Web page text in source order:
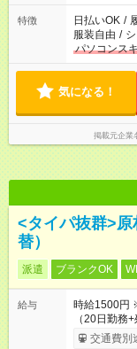
特徴 日払いOK /
服装自由 /
パソコンス
気になる！
掲載元企業
<タイパ抜群>
替）
派遣 ブランクOK
給与
時給1500円
（20日勤務+
交通費別